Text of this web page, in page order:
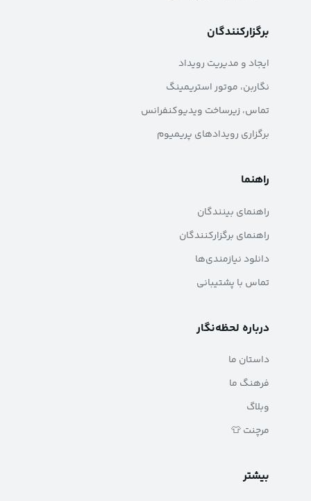
برگزارکنندگان
ایجاد و مدیریت رویداد
نگاربن، موتور استریمینگ
تماس، زیرساخت ویدیوکنفرانس
برگزاری رویدادهای پریمیوم
راهنما
راهنمای بینندگان
راهنمای برگزارکنندگان
دانلود نیازمندی‌ها
تماس با پشتیبانی
درباره لحظه‌نگار
داستان ما
فرهنگ ما
وبلاگ
مرچنت 👕
بیشتر